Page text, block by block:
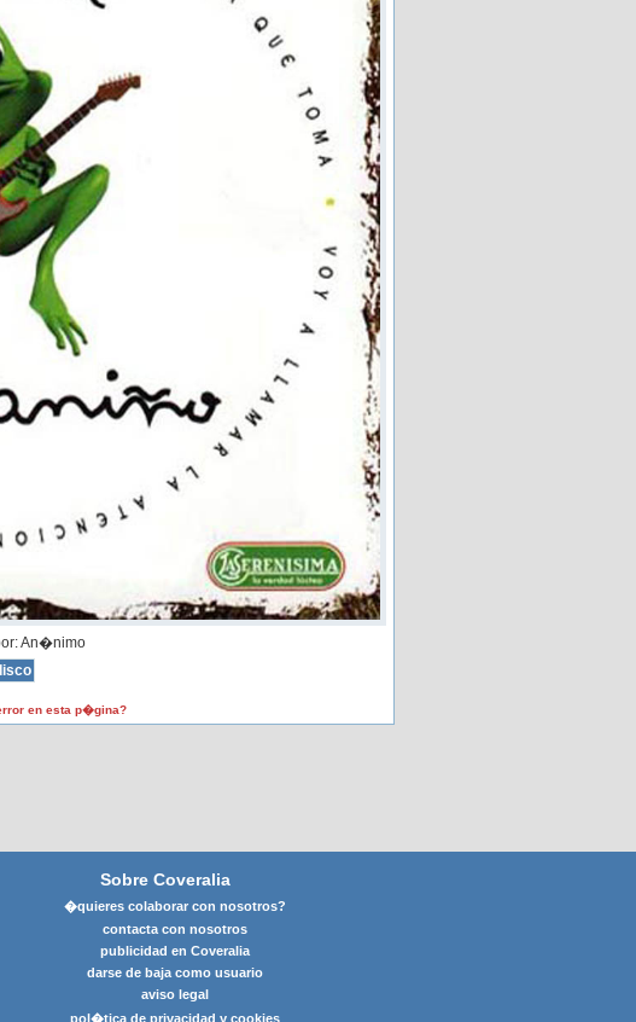
An�nimo
en esta p�gina?
Sobre Coveralia
�quieres colaborar con nosotros?
contacta con nosotros
publicidad en Coveralia
darse de baja como usuario
aviso legal
pol�tica de privacidad y cookies